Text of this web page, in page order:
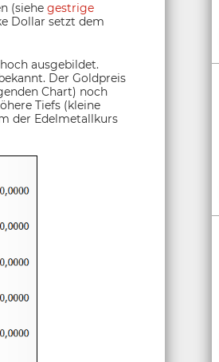
(siehe gestrige
Dollar setzt dem
ausgebildet.
Der Goldpreis
Chart) noch
Tiefs (kleine
der Edelmetallkurs